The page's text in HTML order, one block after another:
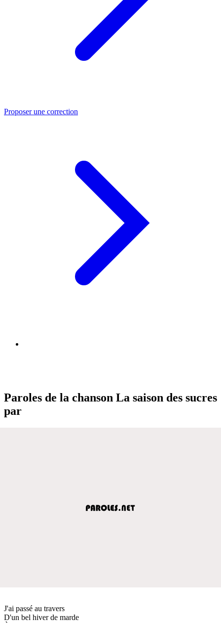
Proposer une correction
Paroles de la chanson La saison des sucres
par
J'ai passé au travers
D'un bel hiver de marde